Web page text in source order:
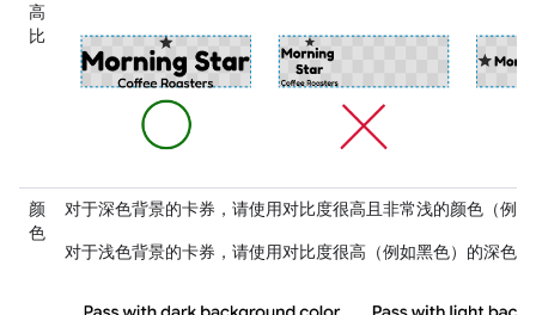
高
比
颜
色
对于深色背景的卡券，请使用对比度很高且非常浅的颜色（例
对于浅色背景的卡券，请使用对比度很高（例如黑色）的深色。